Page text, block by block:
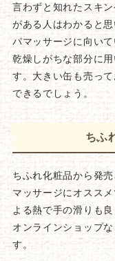
言わずと知れたスキ
がある人はわかると
パマッサージに向い
乾燥しがちな部分に
す。大きい缶も売っ
できるでしょう。
ちふ
ちふれ化粧品から発
マッサージにオスス
よる熱で手の滑りも
オンラインショップ
す。